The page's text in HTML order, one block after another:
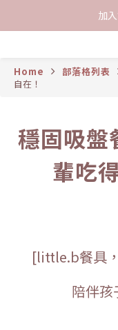
限時下
加
限時下
Home 部落格列表
自在！
穩固吸盤
輩吃
[little.b餐具
陪伴孩